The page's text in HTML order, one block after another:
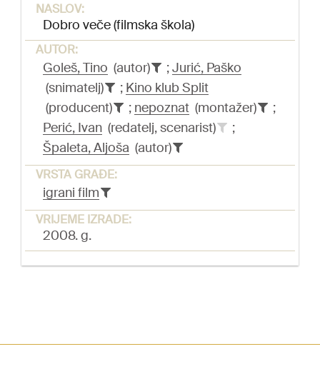
NASLOV:
Dobro veče (filmska škola)
AUTOR:
Goleš, Tino (autor) ;Jurić, Paško
(snimatelj)
; Kino klub Split
(producent)
; nepoznat (montažer)
;
Perić, Ivan (redatelj, scenarist)
;
Špaleta, Aljoša (autor)
VRSTA GRAĐE:
igrani film
VRIJEME IZRADE:
2008. g.